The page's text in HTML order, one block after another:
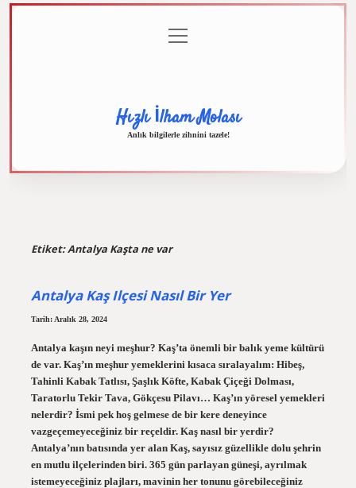
menüyü
aç
Hızlı İlham Molası
Anlık bilgilerle zihnini tazele!
Etiket:Antalya Kaşta ne var
Antalya Kaş Ilçesi Nasıl Bir Yer
Tarih: Aralık 28, 2024
Antalya kaşın neyi meşhur? Kaş’ta önemli bir balık yeme kültürü
de var. Kaş’ın meşhur yemeklerini kısaca sıralayalım: Hibeş,
Tahinli Kabak Tatlısı, Şaşlık Köfte, Kabak Çiçeği Dolması,
Taratorlu Tekir Tava, Gökçesu Pilavı… Kaş’ın yöresel yemekleri
nelerdir? İsmi pek hoş gelmese de bir kere deneyince
vazgeçemeyeceğiniz bir reçeldir. Kaş nasıl bir yerdir?
Antalya’nın batısında yer alan Kaş, sayısız güzellikle dolu şehrin
en mutlu ilçelerinden biri. 365 gün parlayan güneşi, ayrılmak
istemeyeceğiniz plajları, mavinin her tonunu görebileceğiniz